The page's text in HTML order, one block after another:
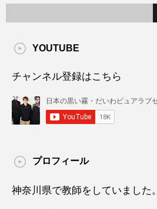
YOUTUBE
チャンネル登録はこちら
プロフィール
神奈川県で教師をしていました。